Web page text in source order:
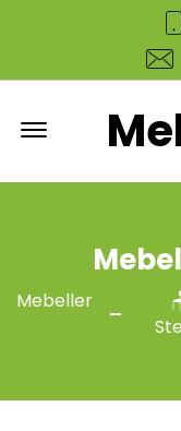
Mebeller